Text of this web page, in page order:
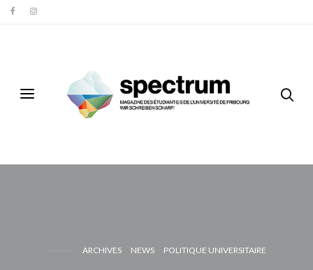
ARCHIVES NEWS POLITIQUE UNIVERSITAIRE